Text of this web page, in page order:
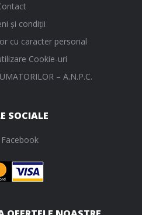
și condiții
cu caracter personal
Cookie-uri
– A.N.P.C.
SOCIALE
Facebook